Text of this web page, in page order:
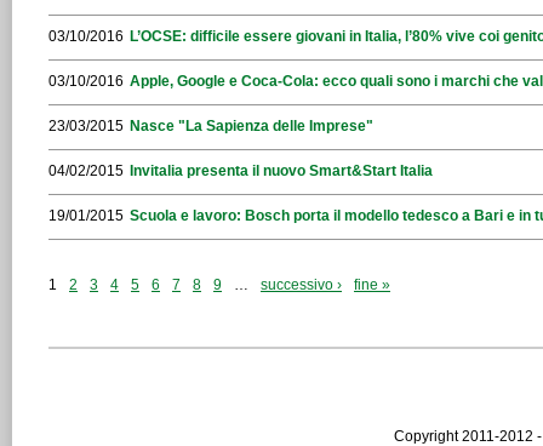
03/10/2016 L’OCSE: difficile essere giovani in Italia, l’80% vive coi
03/10/2016 Apple, Google e Coca-Cola: ecco quali sono i marchi che
23/03/2015 Nasce "La Sapienza delle Imprese"
04/02/2015 Invitalia presenta il nuovo Smart&Start Italia
19/01/2015 Scuola e lavoro: Bosch porta il modello tedesco a Bari e in
1 2 3 4 5 6 7 8 9 … successivo › fine »
Copyright 2011-2012